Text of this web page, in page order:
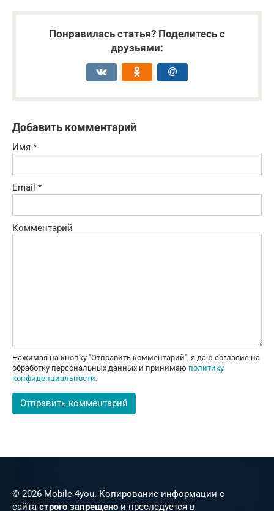
Понравилась статья? Поделитесь с
друзьями:
Добавить комментарий
Имя *
Email *
Комментарий
Нажимая на кнопку "Отправить комментарий", я даю согласие на
обработку персональных данных и принимаю политику
конфиденциальности.
© 2026 Mobile 4you. Копирование информации с
сайта строго запрещено и преследуется в